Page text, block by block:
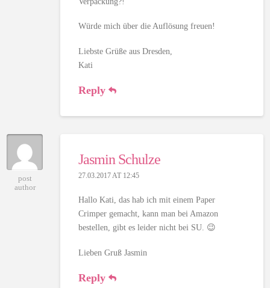
Würde mich über die Auflösung freuen!
Liebste Grüße aus Dresden,
Kati
Reply
post
author
Jasmin Schulze
27.03.2017 AT 12:45
Hallo Kati, das hab ich mit einem Paper
Crimper gemacht, kann man bei Amazon
bestellen, gibt es leider nicht bei SU. 😉
Lieben Gruß Jasmin
Reply